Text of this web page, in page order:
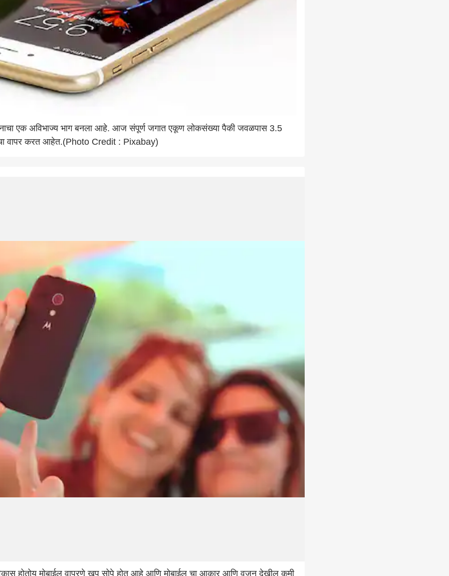
एक अविभाज्य भाग बनला आहे. आज संपूर्ण जगात एकूण लोकसंख्या पैकी जवळपास 3.5
वापर करत आहेत.(Photo Credit : Pixabay)
होतोय मोबाईल वापरणे खूप सोपे होत आहे आणि मोबाईल चा आकार आणि वजन देखील कमी